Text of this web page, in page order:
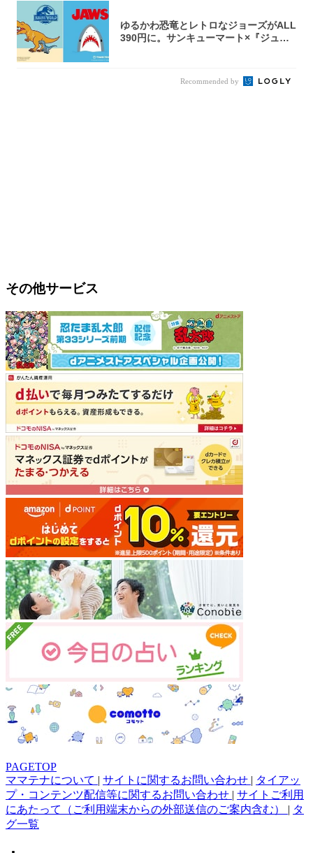
ゆるかわ恐竜とレトロなジョーズがALL
390円に。サンキューマート×『ジュラ
Recommended by
その他サービス
PAGETOP
ママテナについて | サイトに関するお問い合わせ | タイアッ
プ・コンテンツ配信等に関するお問い合わせ | サイトご利用
にあたって（ご利用端末からの外部送信のご案内含む） | タ
グ一覧